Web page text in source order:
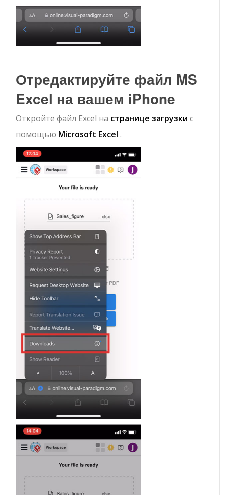
Отредактируйте файл MS
Excel на вашем iPhone
Откройте файл Excel на странице загрузки с
помощью Microsoft Excel .